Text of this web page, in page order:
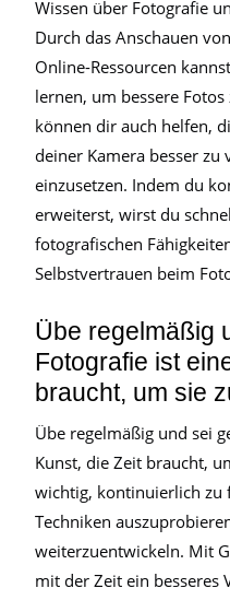
Wissen über Fotografie
Durch das Anschauen
Online-Ressourcen
lernen, um bessere
können dir auch helfen,
deiner Kamera besser
einzusetzen. Indem du
erweiterst, wirst du
fotografischen
Selbstvertrauen beim
Übe regelmäßig
Fotografie ist
braucht, um sie
Übe regelmäßig und sei
Kunst, die Zeit braucht,
wichtig, kontinuierlich zu
Techniken
weiterzuentwickeln. Mit
mit der Zeit ein besseres